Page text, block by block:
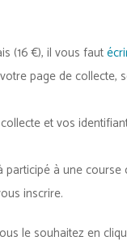
(16 €), il vous faut
page de
et vos
participé à une
inscrire.
le souhaitez en